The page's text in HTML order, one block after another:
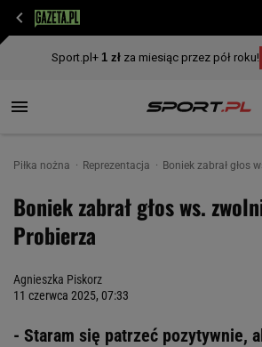
Piłka nożna Reprezentacja Boniek zabrał głos
Boniek zabrał głos ws.
Probierza
Agnieszka Piskorz
11 czerwca 2025, 07:33
- Staram się patrzeć pozytywnie,